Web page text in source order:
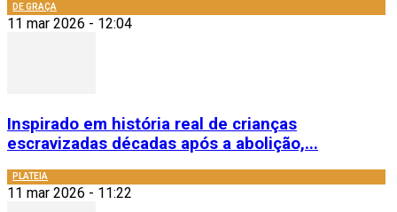
DE GRAÇA
11 mar 2026 - 12:04
Inspirado em história real de crianças
escravizadas décadas após a abolição,...
PLATEIA
11 mar 2026 - 11:22